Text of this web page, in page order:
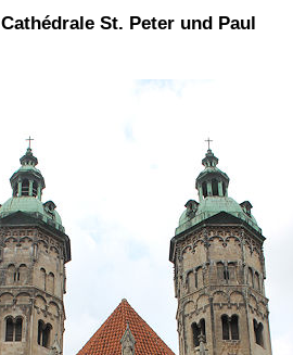
Cathédrale St. Peter und Paul